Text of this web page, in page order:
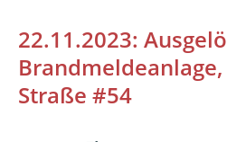
22.11.2023:
Straße #54